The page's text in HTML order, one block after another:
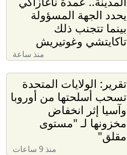
يحدد الجهة المسؤولة
بينما تتجنب ذلك
تاكايتشي وغوتيريش
منذ ساعة
تقرير: الولايات المتحدة
تسحب أسلحتها من أوروبا
وآسيا إثر انخفاض
مخزونها لـ "مستوى
مقلق"
منذ 9 ساعات